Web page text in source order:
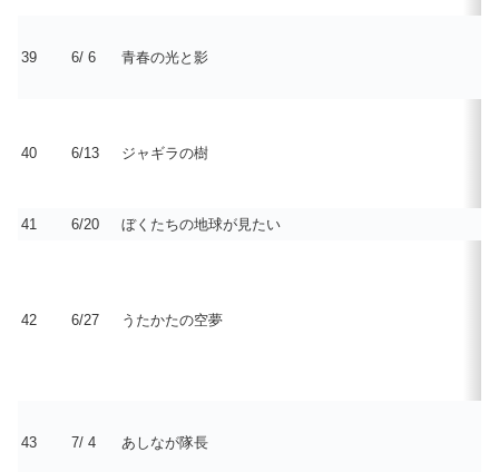
39 6/ 6 青春の光と影
40 6/13 ジャギラの樹
41 6/20 ぼくたちの地球が見たい
42 6/27 うたかたの空夢
43 7/ 4 あしなが隊長